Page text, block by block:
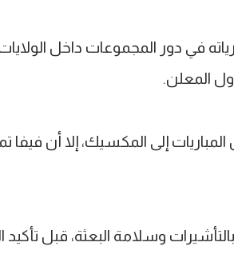
في دور المجموعات داخل الولايات
المعلن.
إلى المكسيك، إلا أن فيفا
وسلامة البعثة، قبل